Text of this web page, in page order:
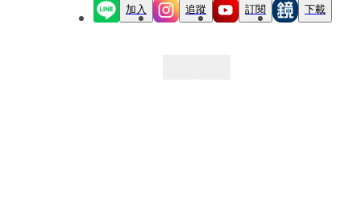
加入 追蹤 訂閱 下載